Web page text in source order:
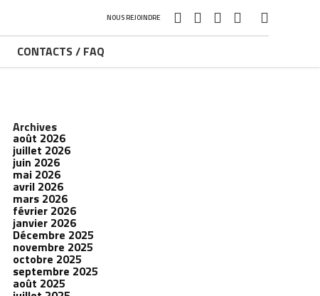
NOUS REJOINDRE
CONTACTS / FAQ
Archives
août 2026
juillet 2026
juin 2026
mai 2026
avril 2026
mars 2026
février 2026
janvier 2026
Décembre 2025
novembre 2025
octobre 2025
septembre 2025
août 2025